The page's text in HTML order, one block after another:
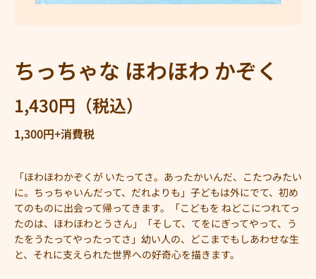
ちっちゃな ほわほわ かぞく
1,430円（税込）
1,300円+消費税
「ほわほわかぞくが いたってさ。あったかいんだ、こたつみたい
に。ちっちゃいんだって、だれよりも」子どもは外にでて、初め
てのものに出会って帰ってきます。「こどもを ねどこにつれてっ
たのは、ほわほわとうさん」「そして、てをにぎってやって、う
たをうたってやったってさ」幼い人の、どこまでもしあわせな生
と、それに支えられた世界への好奇心を描きます。